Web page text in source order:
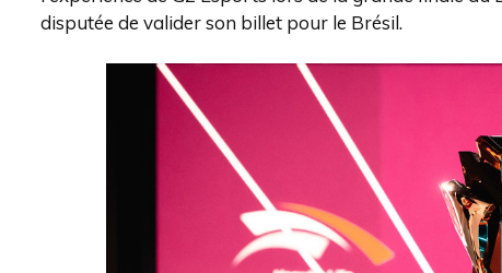
disputée de valider son billet pour le Brésil.